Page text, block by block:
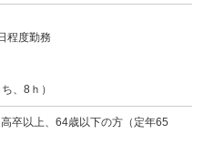
程度勤務
、8ｈ）
以上、64歳以下の方（定年65